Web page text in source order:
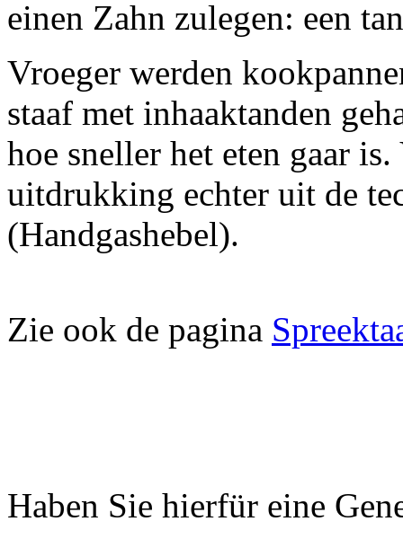
einen Zahn zulegen: een
Vroeger werden
staaf met inhaaktanden
hoe sneller het eten gaar
uitdrukking echter uit de
(Handgashebel).
Zie ook de pagina
Haben Sie hierfür eine